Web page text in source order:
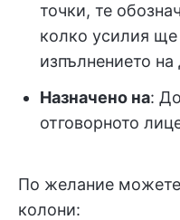
точки, те
колко усилия
изпълнението на
Назначено на:
отговорното
По желание можете
колони: